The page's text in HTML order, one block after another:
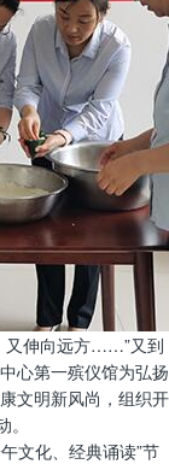
又伸向远方……”又到
心第一殡仪馆为弘扬
文明新风尚，组织开
文化、经典诵读”节